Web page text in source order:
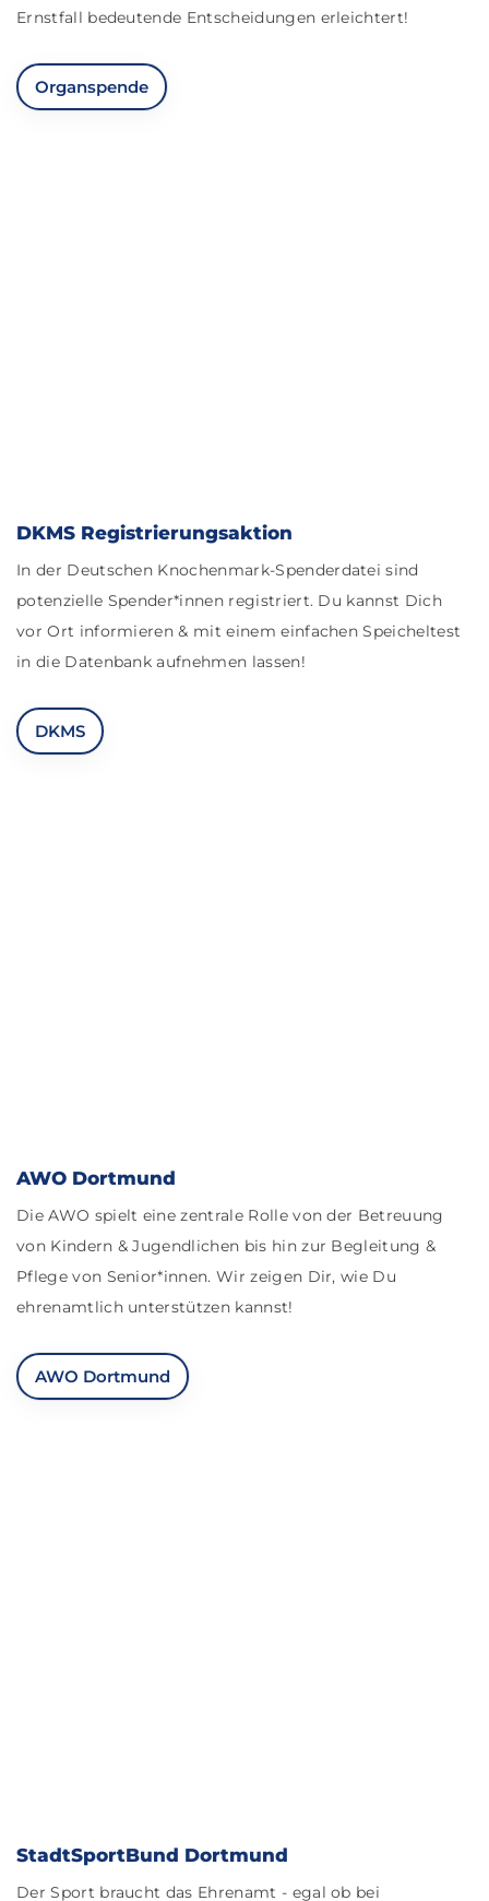
Ernstfall bedeutende Entscheidungen erleichtert!
Organspende
DKMS Registrierungsaktion
In der Deutschen Knochenmark-Spenderdatei sind
potenzielle Spender*innen registriert. Du kannst Dich
vor Ort informieren & mit einem einfachen Speicheltest
in die Datenbank aufnehmen lassen!
DKMS
AWO Dortmund
Die AWO spielt eine zentrale Rolle von der Betreuung
von Kindern & Jugendlichen bis hin zur Begleitung &
Pflege von Senior*innen. Wir zeigen Dir, wie Du
ehrenamtlich unterstützen kannst!
AWO Dortmund
StadtSportBund Dortmund
Der Sport braucht das Ehrenamt - egal ob bei